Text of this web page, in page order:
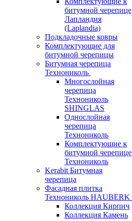
битумной черепице
Лапландия
(Laplandia)
Подкладочные ковры
Комплектующие для
битумной черепицы
Битумная черепица
Технониколь
Многослойная
черепица
Технониколь
SHINGLAS
Однослойная
черепица
Технониколь
Комплектующие к
битумной черепице
Технониколь
Kerabit Битумная
черепица
Фасадная плитка
Технониколь HAUBERK
Кол​лекция Кирпич
Кол​лекция Камень